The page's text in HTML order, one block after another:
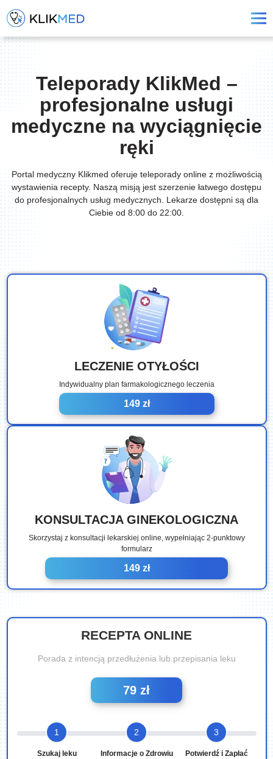
Teleporady KlikMed –
profesjonalne usługi
medyczne na wyciągnięcie
ręki
Portal medyczny Klikmed oferuje teleporady online z możliwością
wystawienia recepty. Naszą misją jest szerzenie łatwego dostępu
do profesjonalnych usług medycznych. Lekarze dostępni są dla
Ciebie od 8:00 do 22:00.
LECZENIE OTYŁOŚCI
Indywidualny plan farmakologicznego leczenia
149 zł
KONSULTACJA GINEKOLOGICZNA
Skorzystaj z konsultacji lekarskiej online, wypełniając 2-punktowy
formularz
149 zł
RECEPTA ONLINE
Porada z intencją przedłużenia lub przepisania leku
79 zł
1
Szukaj leku
2
Informacje o Zdrowiu
3
Potwierdź i Zapłać